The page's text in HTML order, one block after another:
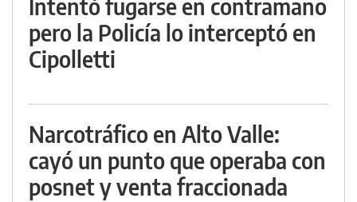
Intentó fugarse en contramano
pero la Policía lo interceptó en
Cipolletti
Narcotráfico en Alto Valle:
cayó un punto que operaba con
posnet y venta fraccionada